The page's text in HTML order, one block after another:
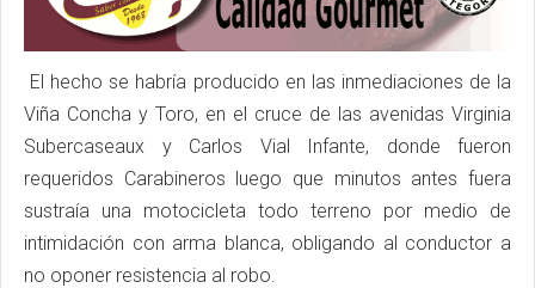
El hecho se habría producido en las inmediaciones de la
Viña Concha y Toro, en el cruce de las avenidas Virginia
Subercaseaux y Carlos Vial Infante, donde fueron
requeridos Carabineros luego que minutos antes fuera
sustraía una motocicleta todo terreno por medio de
intimidación con arma blanca, obligando al conductor a
no oponer resistencia al robo.